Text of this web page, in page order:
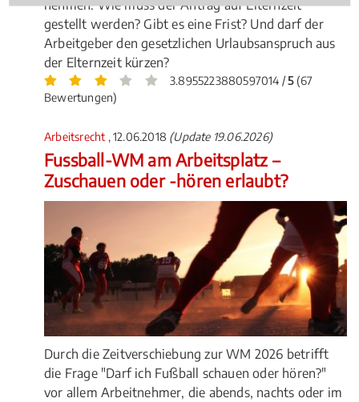
nehmen. Wie muss der Antrag auf Elternzeit
gestellt werden? Gibt es eine Frist? Und darf der
Arbeitgeber den gesetzlichen Urlaubsanspruch aus
der Elternzeit kürzen?
3.8955223880597014 /5(67
Bewertungen)
Arbeitsrecht , 12.06.2018 (Update 19.06.2026)
Fussball-WM am Arbeitsplatz –
Zuschauen oder -hören erlaubt?
Durch die Zeitverschiebung zur WM 2026 betrifft
die Frage "Darf ich Fußball schauen oder hören?"
vor allem Arbeitnehmer, die abends, nachts oder im